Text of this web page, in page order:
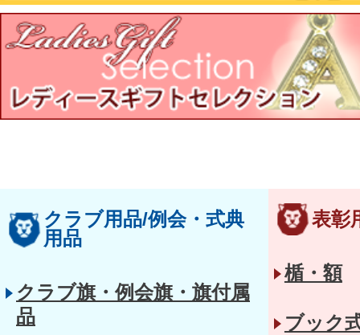
クラブ用品/例会・式典
用品
クラブ旗・例会旗・旗付属
品
表彰
楯・額
ブック